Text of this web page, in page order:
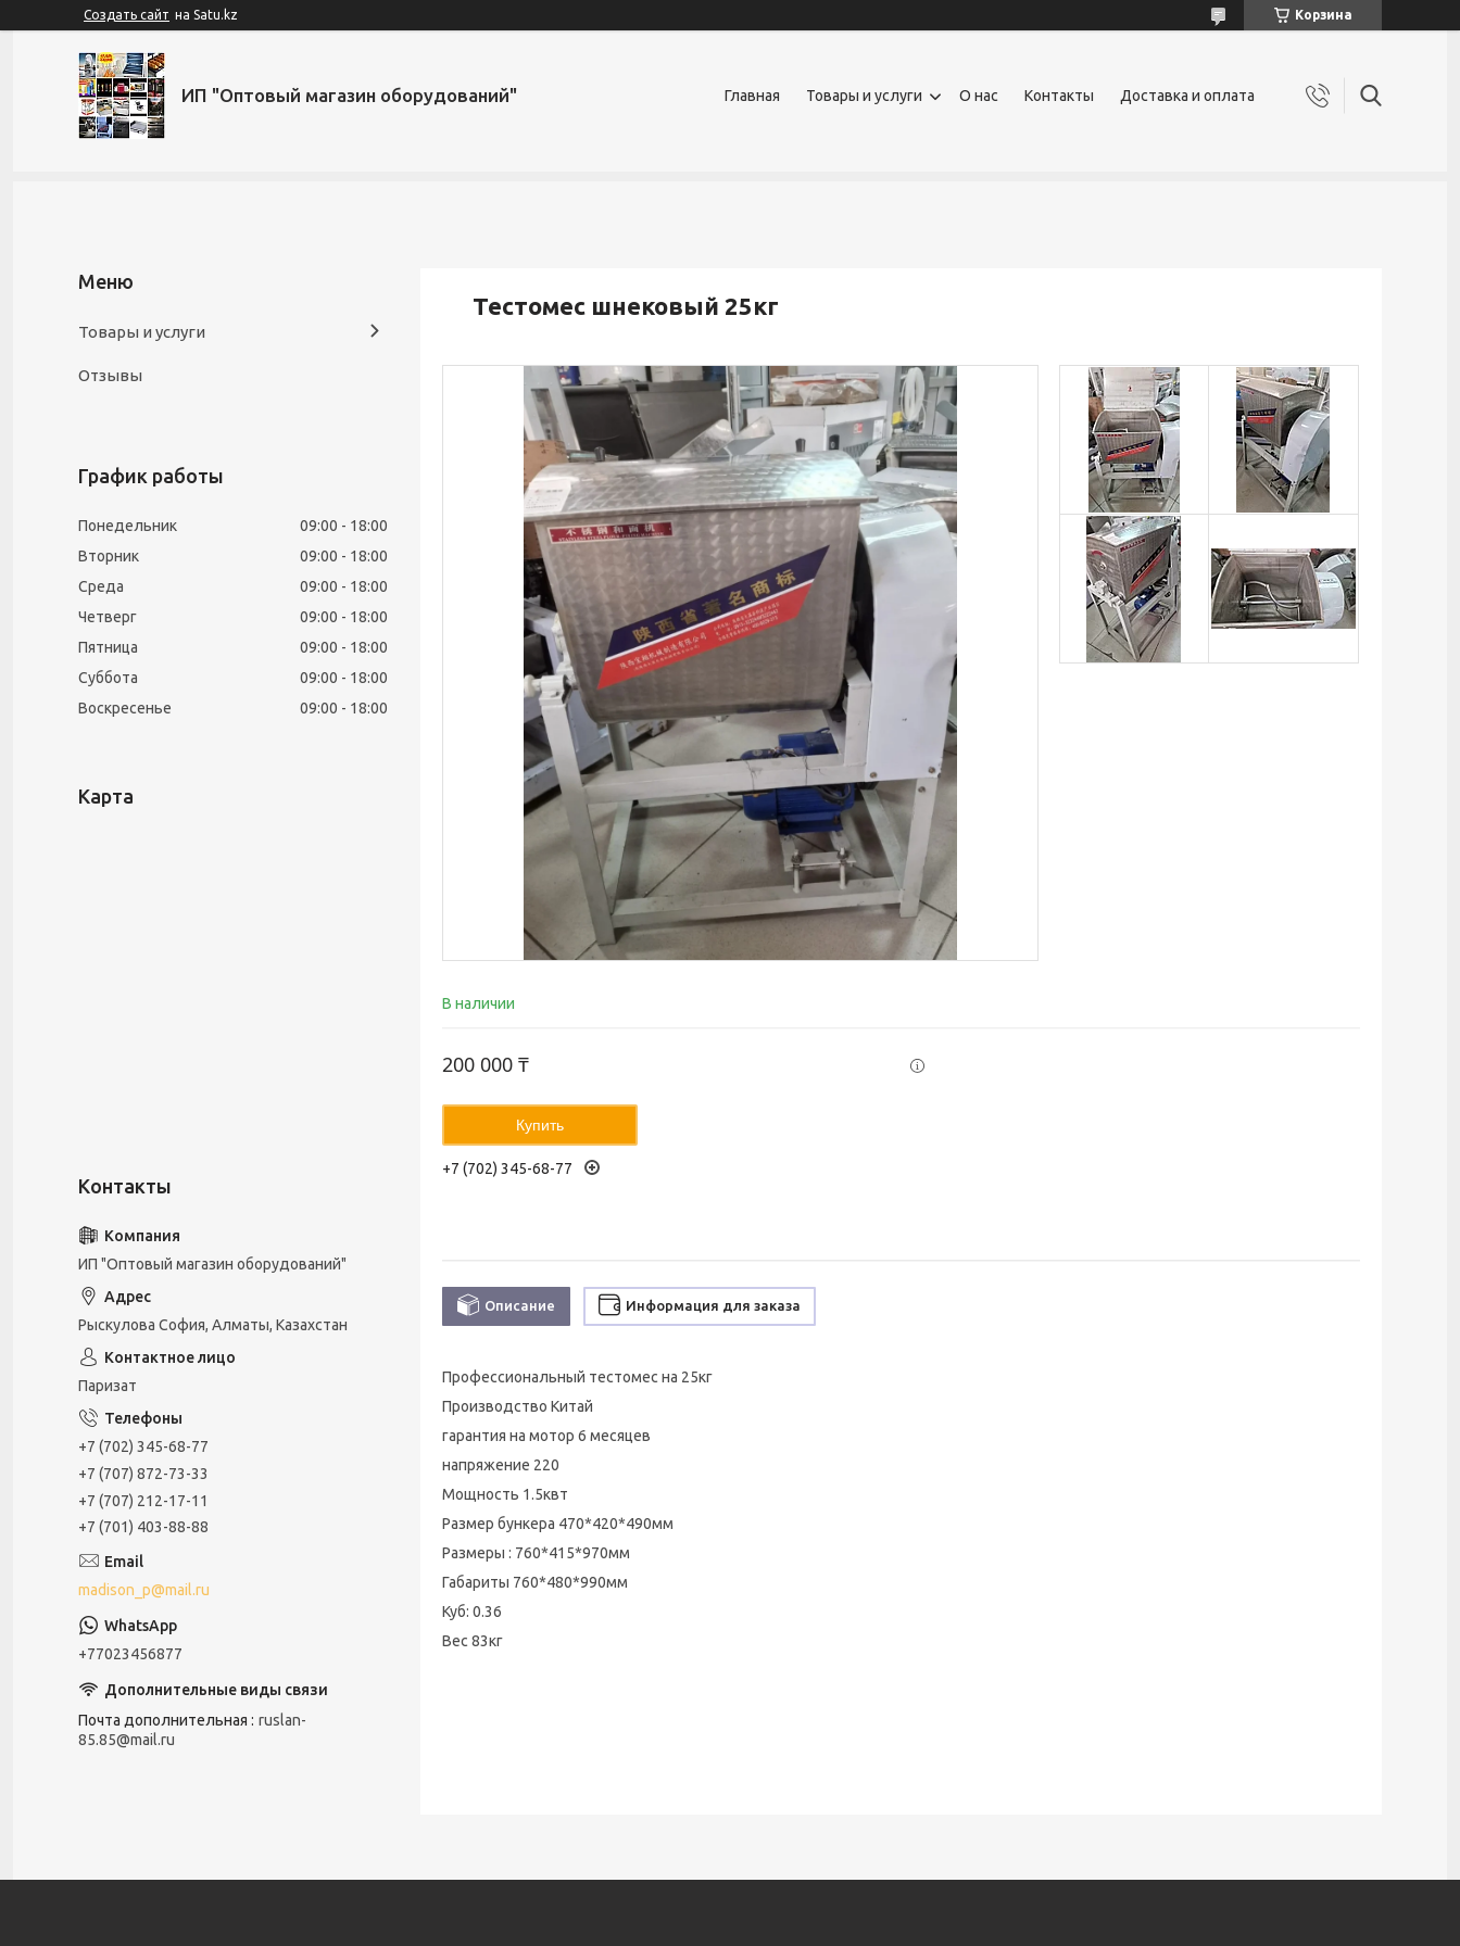
Создать сайт на Satu.kz Корзина
ИП "Оптовый магазин оборудований" Главная Товары и услуги О нас Контакты Доставка и оплата
Тестомес шнековый 25кг
В наличии
200 000 ₸
Купить
+7 (702) 345-68-77
Описание Информация для заказа
Профессиональный тестомес на 25кг
Производство Китай
гарантия на мотор 6 месяцев
напряжение 220
Мощность 1.5квт
Размер бункера 470*420*490мм
Размеры : 760*415*970мм
Габариты 760*480*990мм
Куб: 0.36
Вес 83кг
Товары и услуги
Отзывы
График работы
Понедельник 09:00
18:00
Вторник
09:00
18:00
Среда
09:00
18:00
Четверг
09:00
18:00
Пятница
09:00
18:00
Суббота
09:00
18:00
Воскресенье
09:00 18:00
Карта
ИП "Оптовый магазин оборудований"
Рыскулова София, Алматы, Казахстан
Паризат
+7 (702) 345-68-77
+7 (707) 872-73-33
+7 (707) 212-17-11
+7 (701) 403-88-88
madison_p@mail.ru
+77023456877
Почта дополнительная
ruslan-
85.85@mail.ru